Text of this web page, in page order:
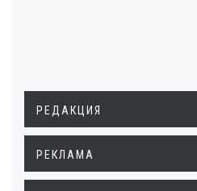
РЕДАКЦИЯ
РЕКЛАМА